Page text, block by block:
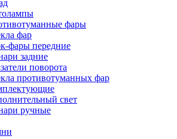
фары
фар
фары передние
задние
поворота
противотуманных фар
свет
ручные